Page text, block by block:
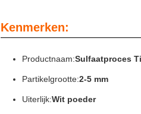
Kenmerken:
Productnaam:Sulfaatproces
Partikelgrootte:2-5 mm
Uiterlijk:Wit poeder